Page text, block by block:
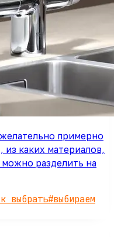
примерно
из каких материалов,
разделить на
выбрать#выбираем